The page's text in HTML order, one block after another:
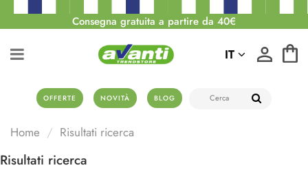
Consegna gratuita a partire da 40€
OFFERTE NOVITÀ BLOG
IT
Home Risultati ricerca
Risultati ricerca